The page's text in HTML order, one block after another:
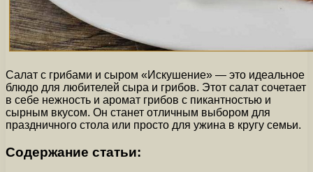
Салат с грибами и сыром «Искушение» — это идеальное
блюдо для любителей сыра и грибов. Этот салат сочетает
в себе нежность и аромат грибов с пикантностью и
сырным вкусом. Он станет отличным выбором для
праздничного стола или просто для ужина в кругу семьи.
Содержание статьи: